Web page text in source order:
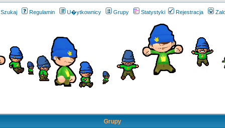
Szukaj Regulamin U�ytkownicy Grupy Statystyki Rejestracja
Grupy